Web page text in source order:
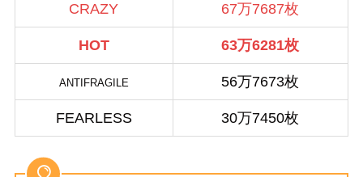
CRAZY 67万7687枚
HOT 63万6281枚
ANTIFRAGILE 56万7673枚
FEARLESS 30万7450枚